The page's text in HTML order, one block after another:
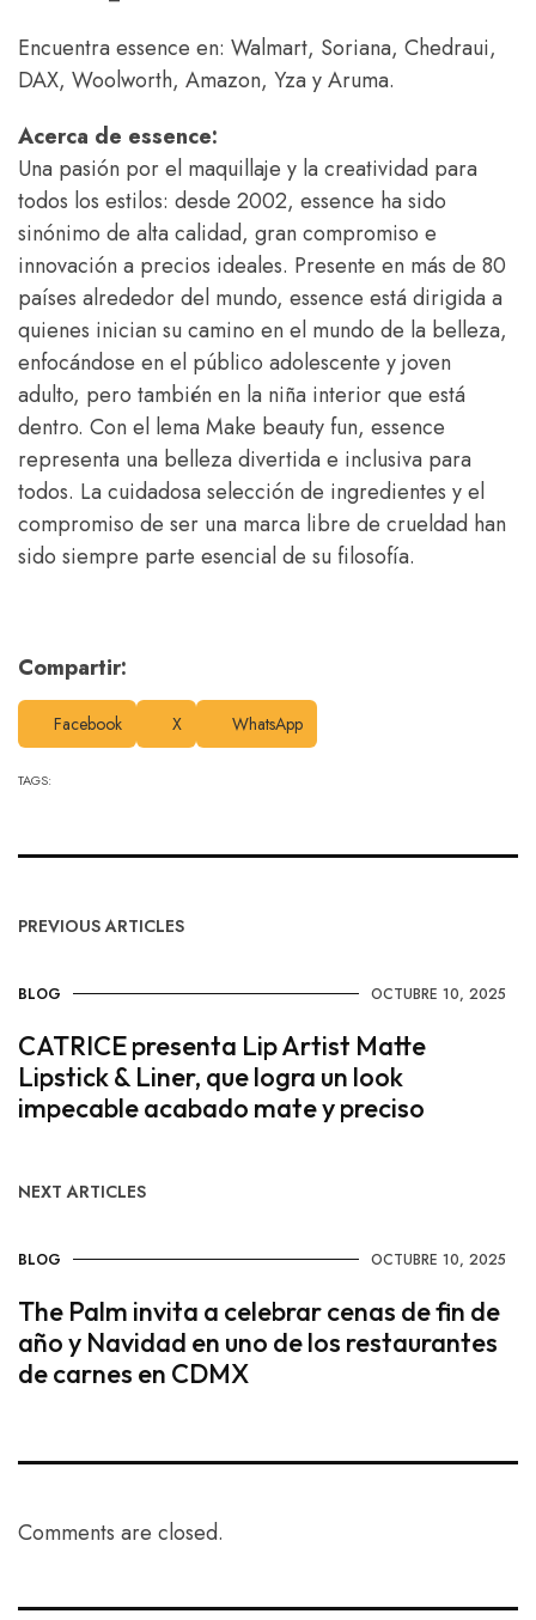
Encuentra essence en: Walmart, Soriana, Chedraui,
DAX, Woolworth, Amazon, Yza y Aruma.
Acerca de essence:
Una pasión por el maquillaje y la creatividad para
todos los estilos: desde 2002, essence ha sido
sinónimo de alta calidad, gran compromiso e
innovación a precios ideales. Presente en más de 80
países alrededor del mundo, essence está dirigida a
quienes inician su camino en el mundo de la belleza,
enfocándose en el público adolescente y joven
adulto, pero también en la niña interior que está
dentro. Con el lema Make beauty fun, essence
representa una belleza divertida e inclusiva para
todos. La cuidadosa selección de ingredientes y el
compromiso de ser una marca libre de crueldad han
sido siempre parte esencial de su filosofía.
Compartir:
Facebook X WhatsApp
TAGS:
PREVIOUS ARTICLES
BLOG OCTUBRE 10, 2025
CATRICE presenta Lip Artist Matte
Lipstick & Liner, que logra un look
impecable acabado mate y preciso
NEXT ARTICLES
BLOG OCTUBRE 10, 2025
The Palm invita a celebrar cenas de fin de
año y Navidad en uno de los restaurantes
de carnes en CDMX
Comments are closed.